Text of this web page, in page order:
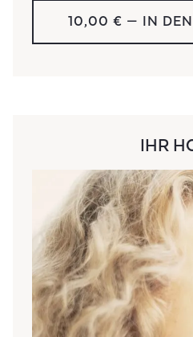
10,00 € — IN
IHR